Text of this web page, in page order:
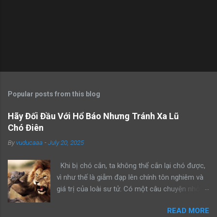
Popular posts from this blog
Hãy Đối Đầu Với Hổ Báo Nhưng Tránh Xa Lũ
Chó Điên
Byvuducaaa -July 20, 2025
Khi bị chó cắn, ta không thể cắn lại chó được,
vì như thế là giẫm đạp lên chính tôn nghiêm và
giá trị của loài sư tử. Có một câu chuyện nhỏ
nom lãnh địa, cả hai gặp một con sư tử đực
READ MORE